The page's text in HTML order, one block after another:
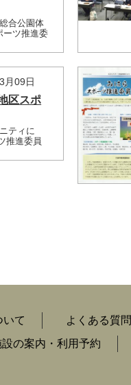
合公園体
ーツ推進委
月09日
区スポ
ティに
推進委員
いて よくある質問
の案内・利用予約